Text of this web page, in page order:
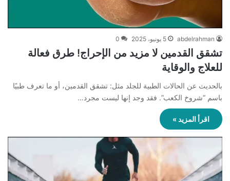
abdelrahman 5 يونيو، 2025 0
تشقق القدمين لا مزيد من الإحراج! طرق فعالة
للعلاج والوقاية
بالحديث عن الحالات الطبية للجلد مثل: تشقق القدمين، أو ما تعرف طبيًا
باسم “شروخ الكعب”. فقد وجد إنها ليست مجرد…
اقرأ المزيد »